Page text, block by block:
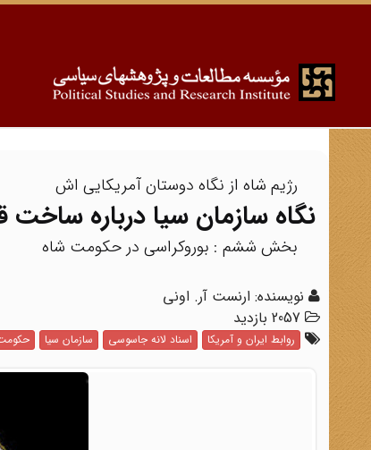
رژیم شاه از نگاه دوستان آمریکایی اش
نگاه سازمان سیا درباره
بخش ششم : بوروکراسی در حکومت شاه
نویسنده: ارنست آر. اونی
روابط ایران و آمریکا اسناد لانه جاسوسی سازمان سیا